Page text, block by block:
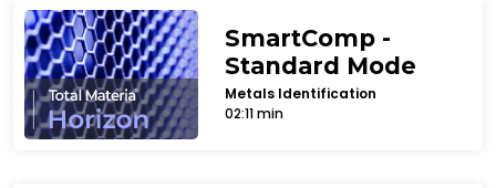
SmartComp -
Standard Mode
Metals Identification
02:11 min